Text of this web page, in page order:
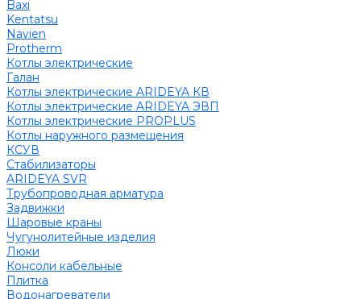
Baxi
Kentatsu
Navien
Protherm
Котлы электрические
Галан
Котлы электрические ARIDEYA КВ
Котлы электрические ARIDEYA ЭВП
Котлы электрические PROPLUS
Котлы наружного размещения
КСУВ
Стабилизаторы
ARIDEYA SVR
Трубопроводная арматура
Задвижки
Шаровые краны
Чугунолитейные изделия
Люки
Консоли кабельные
Плитка
Водонагреватели